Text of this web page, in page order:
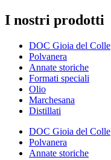
I nostri prodotti
DOC Gioia del Colle
Polvanera
Annate storiche
Formati speciali
Olio
Marchesana
Distillati
DOC Gioia del Colle
Polvanera
Annate storiche